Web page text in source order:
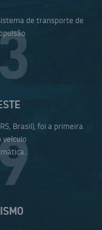
de transporte de
Brasil), foi a primeira
veículo